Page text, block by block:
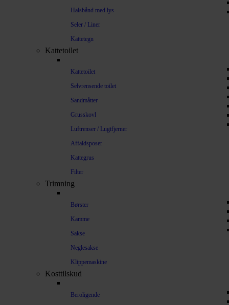
Halsbånd med lys
Seler / Liner
Kattetegn
Kattetoilet
Kattetoilet
Selvrensende toilet
Sandmåtter
Grusskovl
Luftrenser / Lugtfjerner
Affaldsposer
Kattegrus
Filter
Trimning
Børster
Kamme
Sakse
Neglesakse
Klippemaskine
Kosttilskud
Beroligende